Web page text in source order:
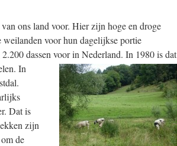
ons land voor. Hier zijn hoge en droge
weilanden voor hun dagelijkse portie
dassen voor in Nederland. In 1980 is dat
In
Dat is
zijn
de